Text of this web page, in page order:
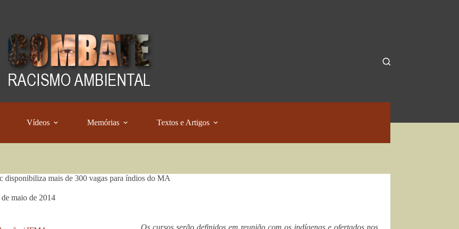
Vídeos Memórias Textos e Artigos
disponibiliza mais de 300 vagas para índios do MA
de maio de 2014
Os cursos serão definidos em reunião com os indígenas e ofertados nos